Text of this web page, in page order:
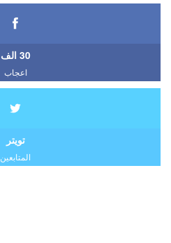
30 الف
اعجاب
تويتر
المتابعين